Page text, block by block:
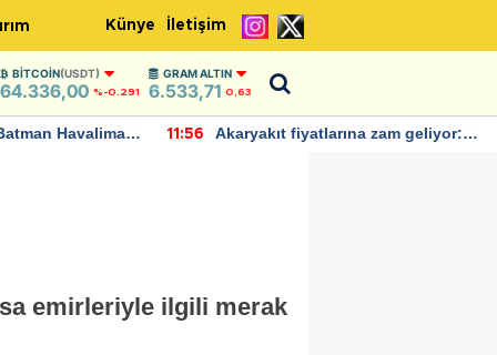
Künye İletişim
BITCOIN(USDT)
64.336,00 %-0.291
GRAM ALTIN
6.533,71 0,63
Havalimanı
11:56
Akaryakıt fiyatlarına zam geliyor:
emirleriyle ilgili merak